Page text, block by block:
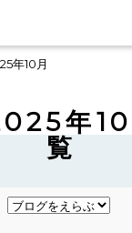
年10月
年10
覧